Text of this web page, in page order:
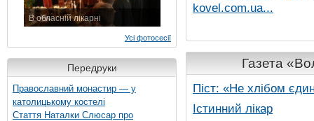
В обласній лікарні
Усі фотосесії
Передруки
Православний монастир — у
католицькому костелі
Стаття Наталки Слюсар про
kovel.com.ua...
Газета
Піст: «Не хлібом
Істинний лікар